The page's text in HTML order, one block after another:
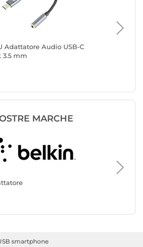
Adattatore Audio USB-C
3.5 mm
MARCHE
smartphone